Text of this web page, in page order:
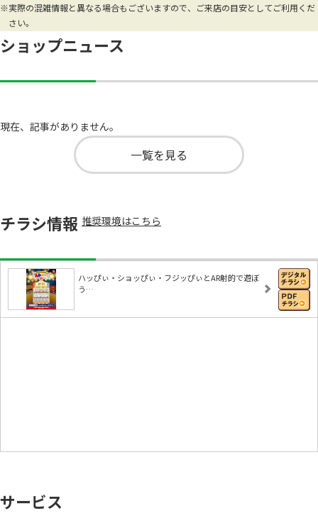
※実際の混雑情報と異なる場合もございますので、ご来店の目安としてご利用くだ
さい。
ショップニュース
現在、記事がありません。
一覧を見る
チラシ情報 推奨環境はこちら
ハッぴぃ・ショッぴぃ・フジッぴぃとAR射的で遊ぼ
う…
サービス